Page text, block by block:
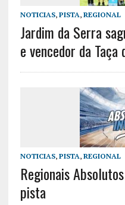
NOTICIAS, PISTA, REGIONAL
Jardim da Serra
e vencedor da Taça
NOTICIAS, PISTA, REGIONAL
Regionais
pista